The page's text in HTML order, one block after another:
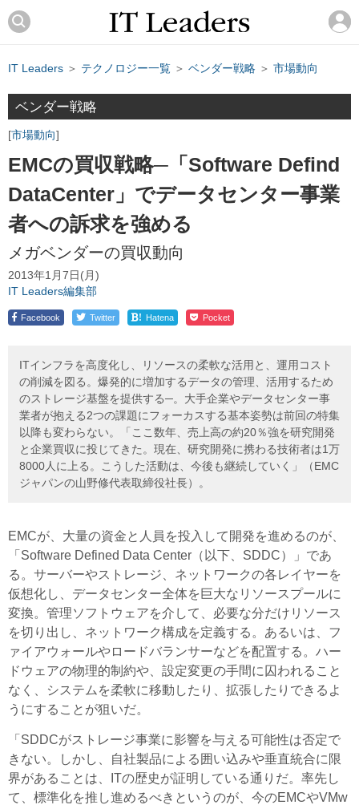
IT Leaders ＞ テクノロジー一覧 ＞ ベンダー戦略 ＞ 市場動向
ベンダー戦略
市場動向
EMCの買収戦略─「Software Defind
DataCenter」でデータセンター事業
者への訴求を強める
メガベンダーの買収動向
2013年1月7日(月)
IT Leaders編集部
Facebook Twitter ! Hatena Pocket
ITインフラを高度化し、リソースの柔軟な活用と、運用コスト
の削減を図る。爆発的に増加するデータの管理、活用するため
のストレージ基盤を提供する─。大手企業やデータセンター事
業者が抱える2つの課題にフォーカスする基本姿勢は前回の特集
以降も変わらない。「ここ数年、売上高の約20％強を研究開発
と企業買収に投じてきた。現在、研究開発に携わる技術者は1万
8000人に上る。こうした活動は、今後も継続していく」（EMC
ジャパンの山野修代表取締役社長）。
EMCが、大量の資金と人員を投入して開発を進めるのが、
「Software Defined Data Center（以下、SDDC）」であ
る。サーバーやストレージ、ネットワークの各レイヤーを
仮想化し、データセンター全体を巨大なリソースプールに
変換。管理ソフトウェアを介して、必要な分だけリソース
を切り出し、ネットワーク構成を定義する。あるいは、フ
ァイアウォールやロードバランサーなどを配置する。ハー
ドウェアの物理的制約や、設定変更の手間に囚われること
なく、システムを柔軟に移動したり、拡張したりできるよ
うにすることが狙いだ。
「SDDCがストレージ事業に影響を与える可能性は否定で
きない。しかし、自社製品による囲い込みや垂直統合に限
界があることは、ITの歴史が証明している通りだ。率先し
て、標準化を推し進めるべきというのが、今のEMCやVMw